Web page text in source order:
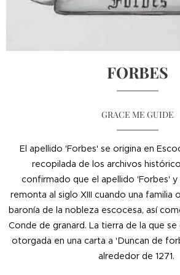
FORBES
GRACE ME GUIDE
El apellido 'Forbes' se origina en
recopilada de los archivos
confirmado que el apellido 'Forbes' y
remonta al siglo XIII cuando una familia
baronía de la nobleza escocesa, así
Conde de granard. La tierra de la que
otorgada en una carta a 'Duncan de
alrededor de 1271.